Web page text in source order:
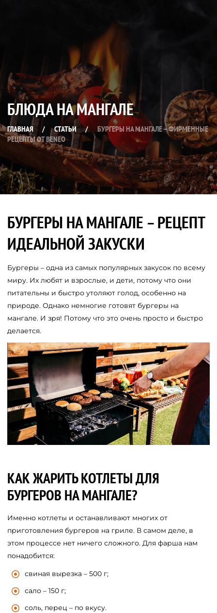
БЛЮДА НА МАНГАЛЕ
ГЛАВНАЯ / СТАТЬИ /
БУРГЕРЫ НА МАНГАЛЕ – ФИРМЕННЫЕ
РЕЦЕПТЫ ОТ BENEO
БУРГЕРЫ НА МАНГАЛЕ – РЕЦЕПТ
ИДЕАЛЬНОЙ ЗАКУСКИ
Бургеры – одна из самых популярных закусок по всему
миру. Их любят и взрослые, и дети, потому что они
питательны и быстро утоляют голод, особенно на
природе. Однако немногие готовят бургеры на
мангале. И зря! Потому что это очень просто и быстро
делается.
КАК ЖАРИТЬ КОТЛЕТЫ ДЛЯ
БУРГЕРОВ НА МАНГАЛЕ?
Именно котлеты и останавливают многих от
приготовления бургеров на гриле. В самом деле, в
этом процессе нет ничего сложного. Для фарша нам
понадобится:
свиная вырезка – 500 г;
сало – 150 г;
соль, перец – по вкусу.